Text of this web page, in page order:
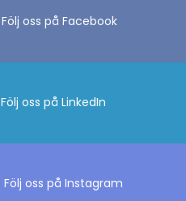
Följ oss på Facebook
Följ oss på LinkedIn
Följ oss på Instagram